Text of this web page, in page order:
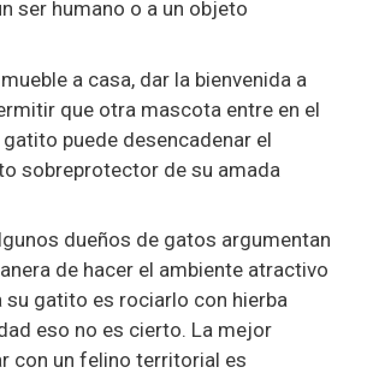
ser humano o a un objeto
a casa, dar la bienvenida a
que otra mascota entre en el
puede desencadenar el
sobreprotector de su amada
dueños de gatos argumentan
de hacer el ambiente atractivo
su gatito es rociarlo con hierba
eso no es cierto. La mejor
con un felino territorial es